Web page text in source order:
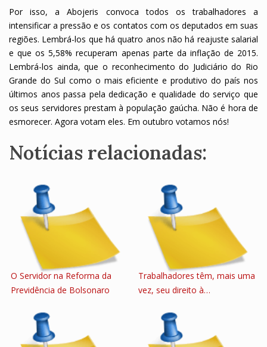
Por isso, a Abojeris convoca todos os trabalhadores a
intensificar a pressão e os contatos com os deputados em suas
regiões. Lembrá-los que há quatro anos não há reajuste salarial
e que os 5,58% recuperam apenas parte da inflação de 2015.
Lembrá-los ainda, que o reconhecimento do Judiciário do Rio
Grande do Sul como o mais eficiente e produtivo do país nos
últimos anos passa pela dedicação e qualidade do serviço que
os seus servidores prestam à população gaúcha. Não é hora de
esmorecer. Agora votam eles. Em outubro votamos nós!
Notícias relacionadas:
O Servidor na Reforma da
Previdência de Bolsonaro
Trabalhadores têm, mais uma
vez, seu direito à…